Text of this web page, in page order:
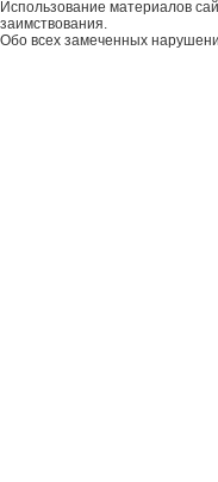
Использование материалов
заимствования.
Обо всех замеченных